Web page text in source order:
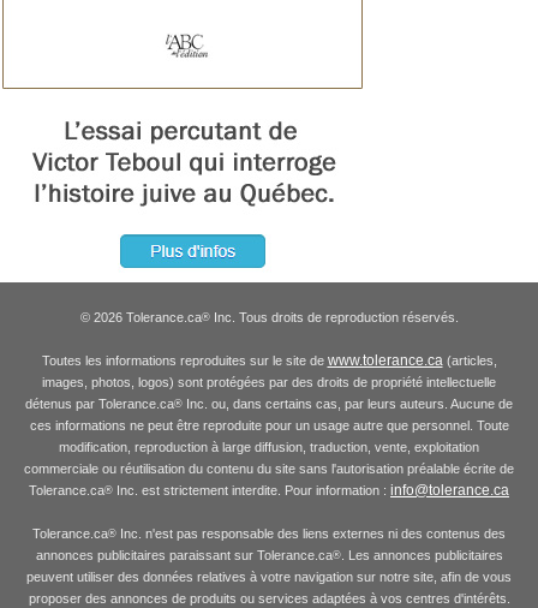
© 2026 Tolerance.ca®Inc. Tous droits de reproduction réservés.
Toutes les informations reproduites sur le site de www.tolerance.ca(articles,
images, photos, logos) sont protégées par des droits de propriété intellectuelle
détenus par Tolerance.ca® Inc. ou, dans certains cas, par leurs auteurs. Aucune de
ces informations ne peut être reproduite pour un usage autre que personnel. Toute
modification, reproduction à large diffusion, traduction, vente, exploitation
commerciale ou réutilisation du contenu du site sans l'autorisation préalable écrite de
Tolerance.ca® Inc. est strictement interdite. Pour information : info@tolerance.ca
Tolerance.ca® Inc. n'est pas responsable des liens externes ni des contenus des
annonces publicitaires paraissant sur Tolerance.ca®. Les annonces publicitaires
peuvent utiliser des données relatives à votre navigation sur notre site, afin de vous
proposer des annonces de produits ou services adaptées à vos centres d'intérêts.